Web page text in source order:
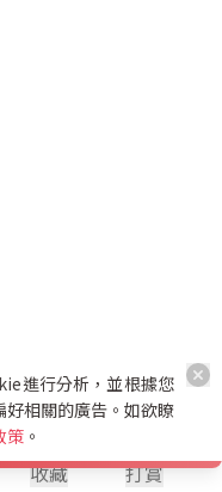
收藏 打賞
進行分析，並根據您
相關的廣告。如欲瞭
策 。